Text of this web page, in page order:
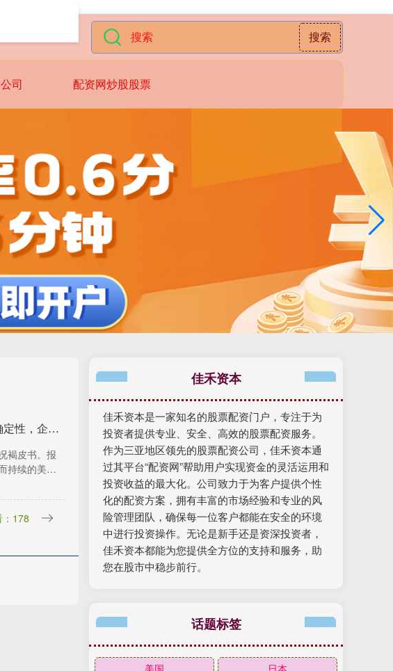
搜索
司 配资网炒股股票
杭州股票配资公司 美联储褐皮书：中东局势带来不确定性，企业招聘谨慎
褐皮书。报
持续的美伊
：178
佳禾资本
佳禾资本是一家知名的股票配资门户，专注于为
投资者提供专业、安全、高效的股票配资服务。
作为三亚地区领先的股票配资公司，佳禾资本通
过其平台“配资网”帮助用户实现资金的灵活运用和
投资收益的最大化。公司致力于为客户提供个性
化的配资方案，拥有丰富的市场经验和专业的风
险管理团队，确保每一位客户都能在安全的环境
中进行投资操作。无论是新手还是资深投资者，
佳禾资本都能为您提供全方位的支持和服务，助
您在股市中稳步前行。
话题标签
美国 日本